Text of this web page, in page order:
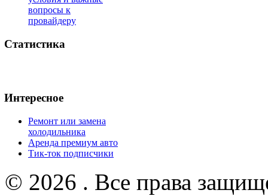
вопросы к
провайдеру
Статистика
Интересное
Ремонт или замена
холодильника
Аренда премиум авто
Тик-ток подписчики
© 2026 . Все права